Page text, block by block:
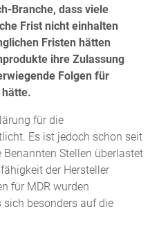
Branche, dass viele
Frist nicht einhalten
Fristen hätten
ihre Zulassung
Folgen für
für die
Es ist jedoch schon seit
Stellen überlastet
der Hersteller
für MDR wurden
sich besonders auf die